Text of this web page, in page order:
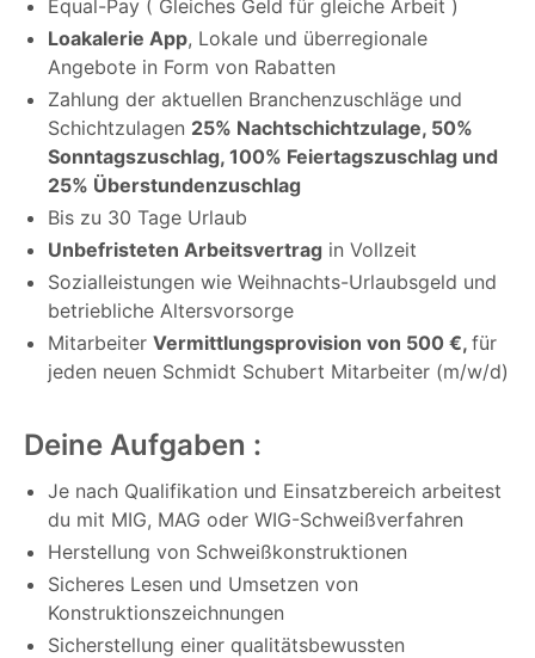
Equal-Pay ( Gleiches Geld für gleiche Arbeit )
Loakalerie App, Lokale und überregionale
Angebote in Form von Rabatten
Zahlung der aktuellen Branchenzuschläge und
Schichtzulagen 25% Nachtschichtzulage, 50%
Sonntagszuschlag, 100% Feiertagszuschlag und
25% Überstundenzuschlag
Bis zu 30 Tage Urlaub
Unbefristeten Arbeitsvertrag in Vollzeit
Sozialleistungen wie Weihnachts-Urlaubsgeld und
betriebliche Altersvorsorge
Mitarbeiter Vermittlungsprovision von 500 €, für
jeden neuen Schmidt Schubert Mitarbeiter (m/w/d)
Deine Aufgaben :
Je nach Qualifikation und Einsatzbereich arbeitest
du mit MIG, MAG oder WIG-Schweißverfahren
Herstellung von Schweißkonstruktionen
Sicheres Lesen und Umsetzen von
Konstruktionszeichnungen
Sicherstellung einer qualitätsbewussten